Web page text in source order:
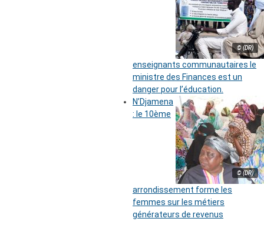
© (DR)
enseignants communautaires le
ministre des Finances est un
danger pour l’éducation.
© (DR)
N’Djamena
: le 10ème
arrondissement forme les
femmes sur les métiers
générateurs de revenus